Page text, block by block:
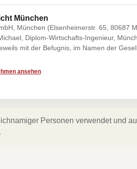
München
München (Elsenheimerstr. 65, 80687
Diplom-Wirtschafts-Ingenieur,
mit der Befugnis, im Namen der
ansehen
Personen verwendet und